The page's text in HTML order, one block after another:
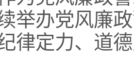
举办党风廉
律定力、道